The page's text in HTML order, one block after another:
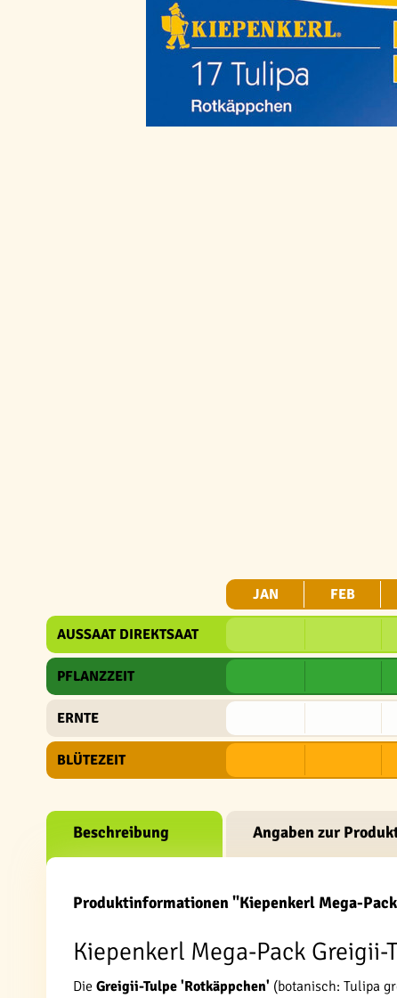
JAN FEB
AUSSAAT DIREKTSAAT
PFLANZZEIT
ERNTE
BLÜTEZEIT
Beschreibung Angaben zur
Produktinformationen "Kiepenkerl Mega-
Kiepenkerl Mega-Pack
Die Greigii-Tulpe 'Rotkäppchen' (botanisch: Tulipa